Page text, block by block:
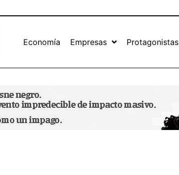
Economía Empresas Protagonistas